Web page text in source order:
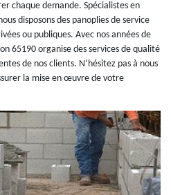
chaque demande. Spécialistes en
disposons des panoplies de service
ou publiques. Avec nos années de
65190 organise des services de qualité
de nos clients. N’hésitez pas à nous
la mise en œuvre de votre